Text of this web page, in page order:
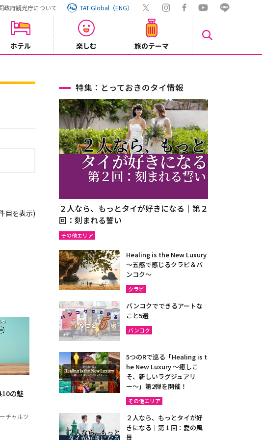
政府観光庁について TAT Global（ENG）
ホテル 楽しむ 旅のテーマ
目を表示)
10の魅
チャルツ
特集：とっておきのタイ情報
２人なら、もっとタイが好きになる｜第２
回：刻まれる誓い
その他エリア
Healing is the New Luxury
～五感で感じるクラビ＆バ
ンコク～
クラビ
バンコクでできるアートな
こと5選
バンコク
5つのRで巡る「Healing is t
he New Luxury ～癒しこ
そ、新しいラグジュアリ
ー〜」第2弾を開催！
その他エリア
２人なら、もっとタイが好
きになる｜第１回：愛の風
景